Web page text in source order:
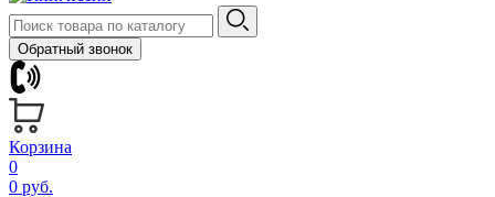
Обратный звонок
Корзина
0
0 руб.